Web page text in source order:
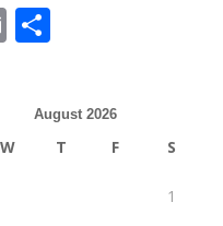
EmailShare
August 2026
W T F S
1